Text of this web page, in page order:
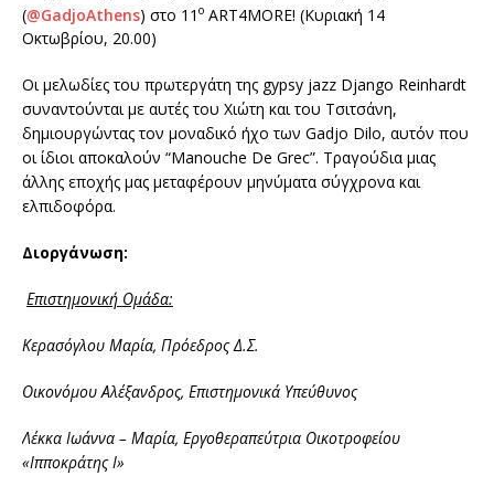
(@GadjoAthens) στο 11 ο ART4MORE! (Κυριακή 14
Οκτωβρίου, 20.00)
Οι μελωδίες του πρωτεργάτη της gypsy jazz Django Reinhardt
συναντούνται με αυτές του Χιώτη και του Τσιτσάνη,
δημιουργώντας τον μοναδικό ήχο των Gadjo Dilo, αυτόν που
οι ίδιοι αποκαλούν “Manouche De Grec”. Τραγούδια μιας
άλλης εποχής μας μεταφέρουν μηνύματα σύγχρονα και
ελπιδοφόρα.
Διοργάνωση:
Επιστημονική Ομάδα:
Κερασόγλου Μαρία, Πρόεδρος Δ.Σ.
Οικονόμου Αλέξανδρος, Επιστημονικά Υπεύθυνος
Λέκκα Ιωάννα – Μαρία, Εργοθεραπεύτρια Οικοτροφείου
«Ιπποκράτης Ι»